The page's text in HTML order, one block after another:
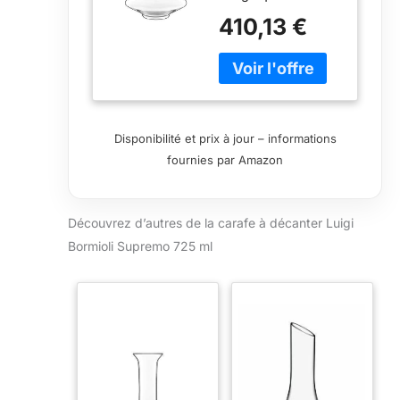
725 ml
formelles Capacité
de 75 cl Fabriqué
en Italie Passe au
lave-vaisselle
410,13 €
Disponibilité et prix à jour – informations
fournies par Amazon
Découvrez d’autres de la carafe à décanter Luigi
Bormioli Supremo 725 ml